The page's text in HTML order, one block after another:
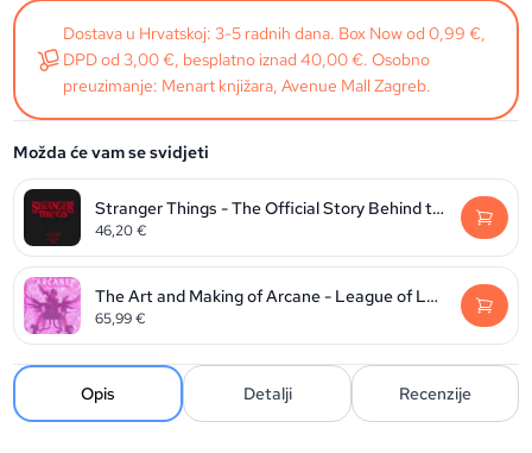
Dostava u Hrvatskoj: 3-5 radnih dana. Box Now od 0,99 €,
DPD od 3,00 €, besplatno iznad 40,00 €. Osobno
preuzimanje: Menart knjižara, Avenue Mall Zagreb.
Možda će vam se svidjeti
Stranger Things - The Official Story Behind the Legendary Series
46,20€
The Art and Making of Arcane - League of Legends
65,99€
Opis Detalji Recenzije